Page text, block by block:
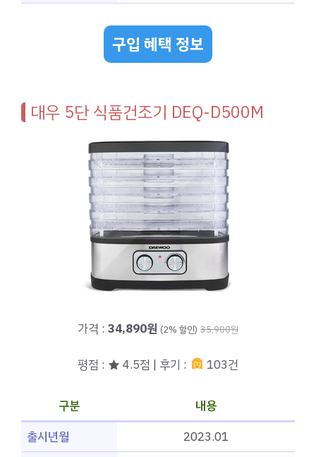
구입 혜택 정보
대우 5단 식품건조기 DEQ-D500M
가격 : 34,890원 (2% 할인) 35,900원
평점 : ★ 4.5점 | 후기 : 103건
구분
내용
출시년월
2023.01